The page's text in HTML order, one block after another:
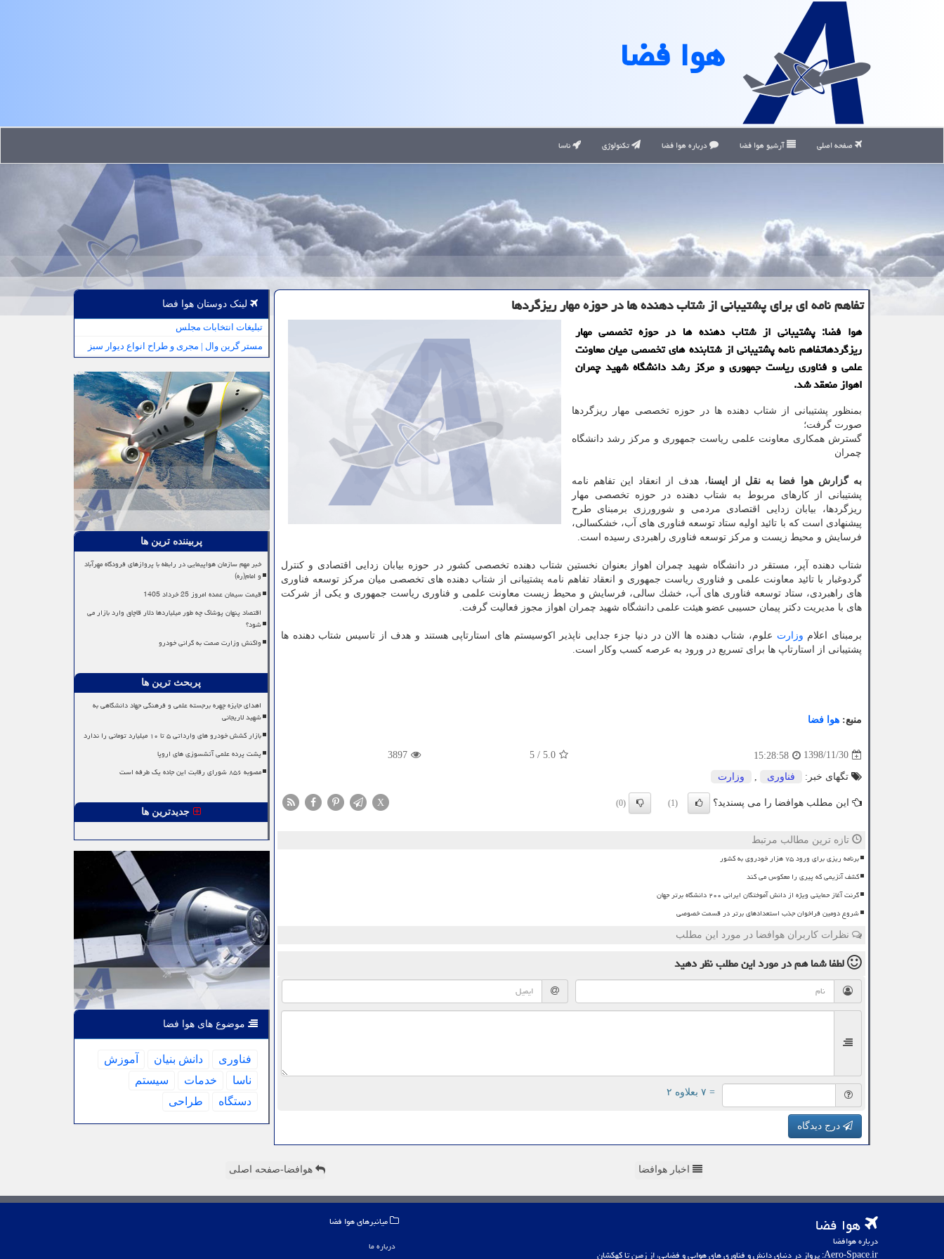
هوا فضا
صفحه اصلی آرشیو هوا فضا درباره هوا فضا تکنولوژی ناسا
تفاهم نامه ای برای پشتیبانی از شتاب دهنده ها در حوزه مهار ریزگردها
هوا فضا: پشتیبانی از شتاب دهنده ها در حوزه تخصصی مهار
ریزگردهاتفاهم نامه پشتیبانی از شتابنده های تخصصی میان معاونت
علمی و فناوری ریاست جمهوری و مركز رشد دانشگاه شهید چمران
اهواز منعقد شد.
بمنظور پشتیبانی از شتاب دهنده ها در حوزه تخصصی مهار ریزگردها
صورت گرفت؛
گسترش همكاری معاونت علمی ریاست جمهوری و مركز رشد دانشگاه
چمران
به گزارش هوا فضا به نقل از ایسنا، هدف از انعقاد این تفاهم نامه
پشتیبانی از كارهای مربوط به شتاب دهنده در حوزه تخصصی مهار
ریزگردها، بیابان زدایی اقتصادی مردمی و شورورزی برمبنای طرح
پیشنهادی است كه با تائید اولیه ستاد توسعه فناوری های آب، خشكسالی،
فرسایش و محیط زیست و مركز توسعه فناوری راهبردی رسیده است.
شتاب دهنده آپر، مستقر در دانشگاه شهید چمران اهواز بعنوان نخستین شتاب دهنده تخصصی كشور در حوزه بیابان زدایی اقتصادی و كنترل
گردوغبار با تائید معاونت علمی و فناوری ریاست جمهوری و انعقاد تفاهم نامه پشتیبانی از شتاب دهنده های تخصصی میان مركز توسعه فناوری
های راهبردی، ستاد توسعه فناوری های آب، خشك سالی، فرسایش و محیط زیست معاونت علمی و فناوری ریاست جمهوری و یكی از شركت
های با مدیریت دكتر پیمان حسیبی عضو هیئت علمی دانشگاه شهید چمران اهواز مجوز فعالیت گرفت.
برمبنای اعلام وزارت علوم، شتاب دهنده ها الان در دنیا جزء جدایی ناپذیر اكوسیستم های استارتاپی هستند و هدف از تاسیس شتاب دهنده ها
پشتیبانی از استارتاپ ها برای تسریع در ورود به عرصه كسب وكار است.
منبع: هوا فضا
1398/11/30
15:28:58
5.0
/
5
3897
تگهای خبر: فناوری وزارت
این مطلب هوافضا را می پسندید؟ (1)
(0)
X
تازه ترین مطالب مرتبط
برنامه ریزی برای ورود ۷۵ هزار خودروی به کشور
کشف آنزیمی که پیری را معکوس می کند
گرنت آغاز حمایتی ویژه از دانش آموختگان ایرانی ۲۰۰ دانشگاه برتر جهان
شروع دومین فراخوان جذب استعدادهای برتر در قسمت خصوصی
نظرات کاربران هوافضا در مورد این مطلب
لطفا شما همدر مورد این مطلبنظر دهید
= ۷ بعلاوه ۲
درج دیدگاه
لینک دوستان هوا فضا
تبلیغات انتخابات مجلس
مستر گرین وال | مجری و طراح انواع دیوار سبز
پربیننده ترین ها
خبر مهم سازمان هواپیمایی در رابطه با پروازهای فرودگاه مهرآباد
و امام(ره)
قیمت سیمان عمده امروز 25 خرداد 1405
اقتصاد پنهان پوشاک چه طور میلیاردها دلار قاچاق وارد بازار می
شود؟
واکنش وزارت صمت به گرانی خودرو
پربحث ترین ها
اهدای جایزه چهره برجسته علمی و فرهنگی جهاد دانشگاهی به
شهید لاریجانی
بازار کشش خودرو های وارداتی ۵ تا ۱۰ میلیارد تومانی را ندارد
پشت پرده علمی آتشسوزی های اروپا
مصوبه ۸۵۶ شورای رقابت این جاده یک طرفه است
جدیدترین ها
موضوع های هوا فضا
فناوری دانش بنیان
آموزش
ناسا
خدمات
سیستم
دستگاه
طراحی
اخبار هوافضا هوافضا-صفحه اصلی
هوا فضا
درباره هوافضا
Aero-Space.ir: پرواز در دنیای دانش و فناوری های هوایی و فضایی، از زمین تا کهکشان
میانبرهای هوا فضا
درباره ما